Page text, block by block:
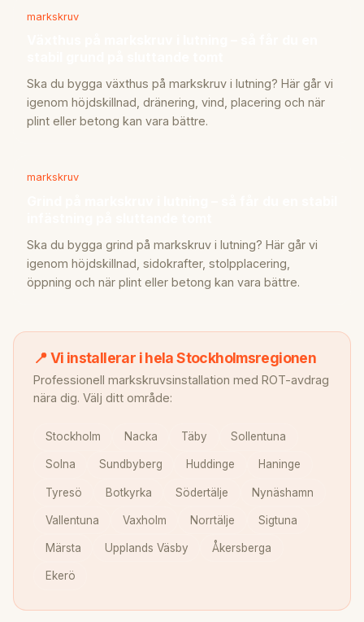
markskruv
Ska du bygga växthus på markskruv i lutning? Här går vi
igenom höjdskillnad, dränering, vind, placering och när
plint eller betong kan vara bättre.
markskruv
Ska du bygga grind på markskruv i lutning? Här går vi
igenom höjdskillnad, sidokrafter, stolpplacering,
öppning och när plint eller betong kan vara bättre.
📍 Vi installerar i hela Stockholmsregionen
Professionell markskruvsinstallation med ROT-avdrag
nära dig. Välj ditt område:
Stockholm Nacka Täby Sollentuna
Solna Sundbyberg Huddinge Haninge
Tyresö Botkyrka Södertälje Nynäshamn
Vallentuna Vaxholm Norrtälje Sigtuna
Märsta Upplands Väsby Åkersberga
Ekerö